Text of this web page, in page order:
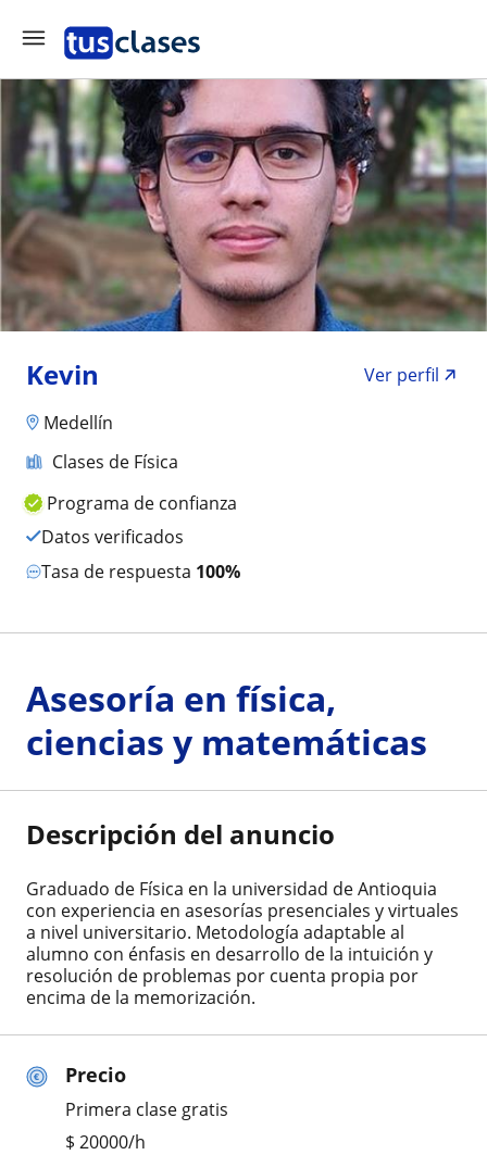
Kevin
Ver perfil
Medellín
Clases de Física
Programa de confianza
Datos verificados
Tasa de respuesta 100%
Precio
Primera clase gratis
$ 20000/h
Asesoría en física,
ciencias y matemáticas
Descripción del anuncio
Graduado de Física en la universidad de Antioquia
con experiencia en asesorías presenciales y virtuales
a nivel universitario. Metodología adaptable al
alumno con énfasis en desarrollo de la intuición y
resolución de problemas por cuenta propia por
encima de la memorización.